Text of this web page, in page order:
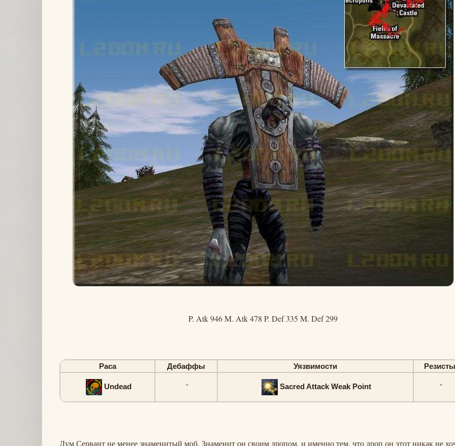
P. Atk 946 M. Atk 478 P. Def 335 M. Def 299
Раса Дебаффы Уязвимости Резисты
Undead - Sacred Attack Weak Point -
Дум Сервант не менее знаменитый моб. Знаменит он своим дропом, и именно тем, что дроп он этот никак не